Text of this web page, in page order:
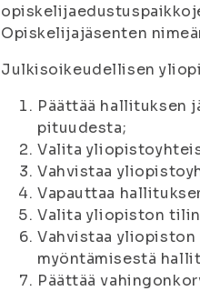
Opiskelijajäsenten
Julkisoikeudellisen
Päättää hallituksen
pituudesta;
Valita
Vahvistaa
Vapauttaa
Valita yliopiston
Vahvistaa
myöntämisestä
Päättää